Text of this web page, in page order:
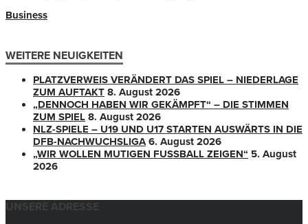
Business
WEITERE NEUIGKEITEN
PLATZVERWEIS VERÄNDERT DAS SPIEL – NIEDERLAGE
ZUM AUFTAKT 8. August 2026
„DENNOCH HABEN WIR GEKÄMPFT“ – DIE STIMMEN
ZUM SPIEL 8. August 2026
NLZ-SPIELE – U19 UND U17 STARTEN AUSWÄRTS IN DIE
DFB-NACHWUCHSLIGA 6. August 2026
„WIR WOLLEN MUTIGEN FUSSBALL ZEIGEN“
5. August
2026
UNSERE ADRESSE